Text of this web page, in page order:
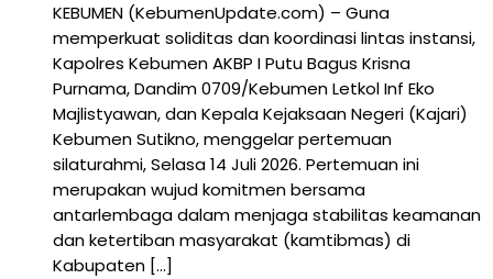
KEBUMEN (KebumenUpdate.com) – Guna
memperkuat soliditas dan koordinasi lintas instansi,
Kapolres Kebumen AKBP I Putu Bagus Krisna
Purnama, Dandim 0709/Kebumen Letkol Inf Eko
Majlistyawan, dan Kepala Kejaksaan Negeri (Kajari)
Kebumen Sutikno, menggelar pertemuan
silaturahmi, Selasa 14 Juli 2026. Pertemuan ini
merupakan wujud komitmen bersama
antarlembaga dalam menjaga stabilitas keamanan
dan ketertiban masyarakat (kamtibmas) di
Kabupaten […]